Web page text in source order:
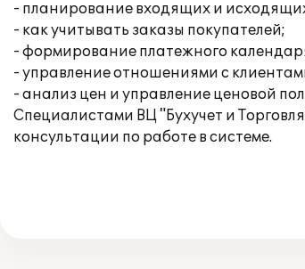
- планирование входящих и
- как учитывать заказы покупателей;
- формирование платежного
- управление отношениями с
- анализ цен и управление ценовой
Специалистами ВЦ "Бухучет и
консультации по работе в системе.